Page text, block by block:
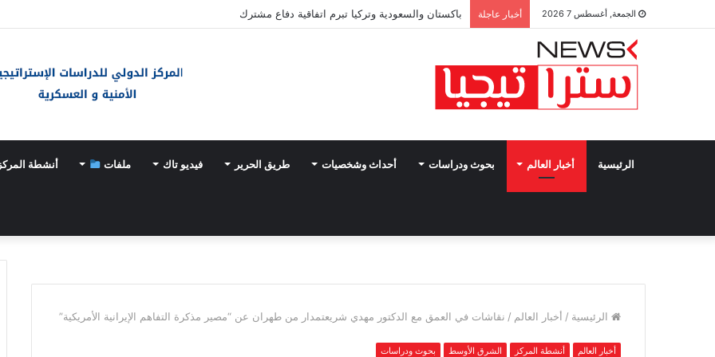
الجمعة, أغسطس 7 2026 أخبار عاجلة باكستان والسعودية وتركيا تبرم اتفاقية دفاع مشترك
الرئيسية أخبار العالم بحوث ودراسات أحداث وشخصيات طريق الحرير فيديو تاك ملفات أنشطة المركز
الرئيسية / أخبار العالم / نقاشات في العمق مع الدكتور مهدي شريعتمدار من طهران عن “مصير مذكرة التفاهم الإيرانية الأمريكية”
أخبار العالم أنشطة المركز الشرق الأوسط بحوث ودراسات